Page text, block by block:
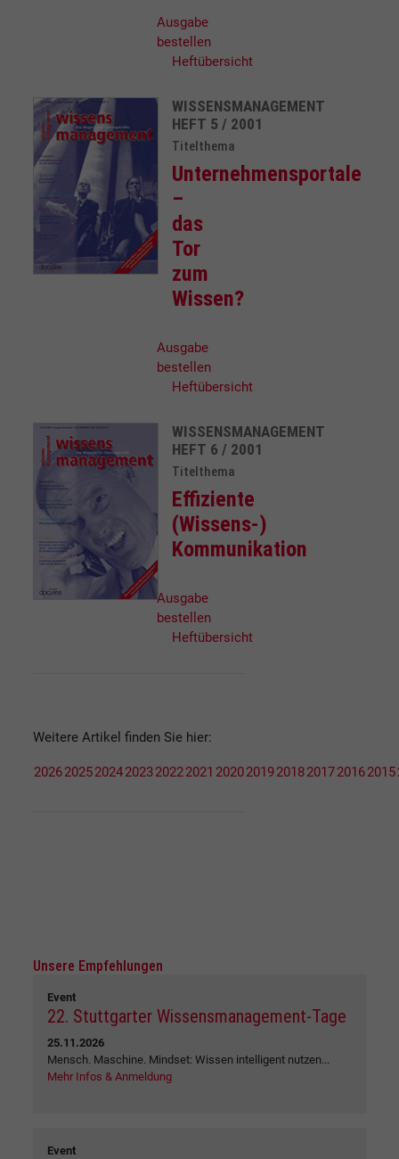
Ausgabe
bestellen
Heftübersicht
WISSENSMANAGEMENT
HEFT 5 / 2001
Titelthema
Unternehmensportale
–
das
Tor
zum
Wissen?
Ausgabe
bestellen
Heftübersicht
WISSENSMANAGEMENT
HEFT 6 / 2001
Titelthema
Effiziente
(Wissens-)
Kommunikation
Ausgabe
bestellen
Heftübersicht
Weitere Artikel finden Sie hier:
202620252024202320222021 202020192018201720162015
Unsere Empfehlungen
Event
22. Stuttgarter Wissensmanagement-Tage
25.11.2026
Mensch. Maschine. Mindset: Wissen intelligent nutzen...
Mehr Infos & Anmeldung
Event